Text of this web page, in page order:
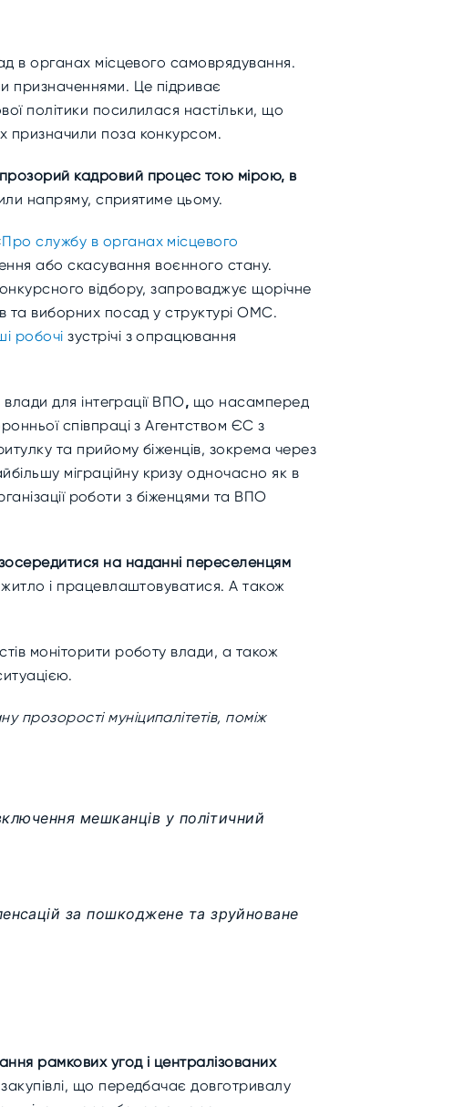
в органах місцевого самоврядування.
призначеннями. Це підриває
політики посилилася настільки, що
призначили поза конкурсом.
кадровий процес тою мірою, в
напряму, сприятиме цьому.
Про службу в органах місцевого
або скасування воєнного стану.
відбору, запроваджує щорічне
та виборних посад у структурі ОМС.
робочі зустрічі з опрацювання
для інтеграції ВПО, що насамперед
співпраці з Агентством ЄС з
та прийому біженців, зокрема через
міграційну кризу одночасно як в
роботи з біженцями та ВПО
на наданні переселенцям
і працевлаштовуватися. А також
моніторити роботу влади, а також
муніципалітетів, поміж
мешканців у політичний
за пошкоджене та зруйноване
рамкових угод і централізованих
що передбачає довготривалу